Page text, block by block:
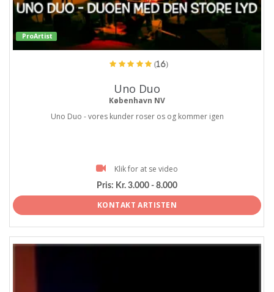
ProArtist
(16)
Uno Duo
København NV
Uno Duo - vores kunder roser os og kommer igen
Klik for at se video
Pris: Kr. 3.000 - 8.000
KONTAKT ARTISTEN